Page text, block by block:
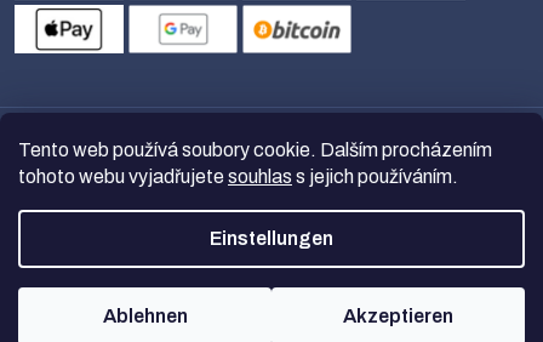
Tento web používá soubory cookie. Dalším procházením
tohoto webu vyjadřujetesouhlas s jejich používáním.
Einstellungen
Ablehnen Akzeptieren
nanoSPACE . Alle
Rechte vorbehalten.
Erstellt von Shoptet